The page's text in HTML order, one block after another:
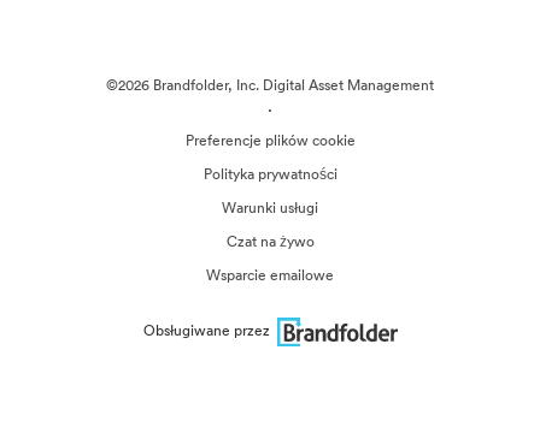
©2026 Brandfolder, Inc. Digital Asset Management
·
Preferencje plików cookie
Polityka prywatności
Warunki usługi
Czat na żywo
Wsparcie emailowe
Obsługiwane przez